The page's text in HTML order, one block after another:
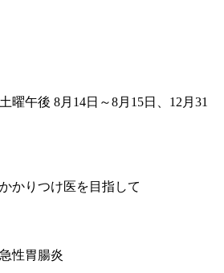
曜午後 8月14日～8月15日、12月31
かりつけ医を目指して
性胃腸炎